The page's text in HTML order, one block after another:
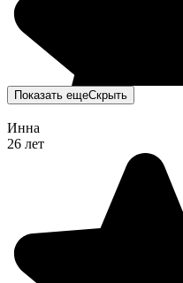
Показать ещеСкрыть
Инна
26 лет